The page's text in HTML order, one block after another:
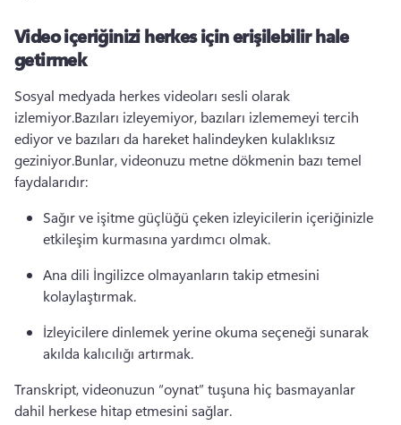
Video içeriğinizi herkes için erişilebilir hale
getirmek
Sosyal medyada herkes videoları sesli olarak
izlemiyor.Bazıları izleyemiyor, bazıları izlememeyi tercih
ediyor ve bazıları da hareket halindeyken kulaklıksız
geziniyor.Bunlar, videonuzu metne dökmenin bazı temel
faydalarıdır:
Sağır ve işitme güçlüğü çeken izleyicilerin içeriğinizle
etkileşim kurmasına yardımcı olmak.
Ana dili İngilizce olmayanların takip etmesini
kolaylaştırmak.
İzleyicilere dinlemek yerine okuma seçeneği sunarak
akılda kalıcılığı artırmak.
Transkript, videonuzun “oynat” tuşuna hiç basmayanlar
dahil herkese hitap etmesini sağlar.